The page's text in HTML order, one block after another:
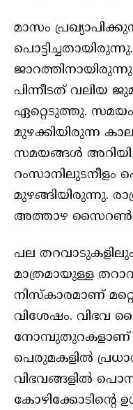
മാസം
ജാറത്തിനായിരുന്നു
പിന്നീടത് വലിയ
ഏറ്റെടുത്തു.
മുഴക്കിയിരുന്ന
സമയങ്ങൾ
റംസാനിലുടനീളം
മുഴങ്ങിയിരുന്നു.
അത്താഴ
പല
മാത്രമായുള്ള
നിസ്കാരമാണ്
വിശേഷം. വിഭവ
നോമ്പുതുറകളാണ്
പെരുമകളിൽ
വിഭവങ്ങളില്‍
കോഴിക്കോടിന്റെ